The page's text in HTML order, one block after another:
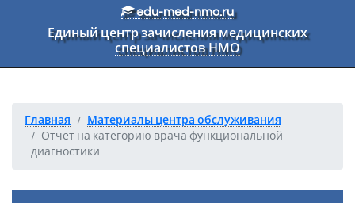
Перейти к основному текстуedu-med-nmo.ru
Единый центр зачисления медицинских
специалистов НМО
Главная
Материалы центра обслуживания
Отчет на категорию врача функциональной
диагностики